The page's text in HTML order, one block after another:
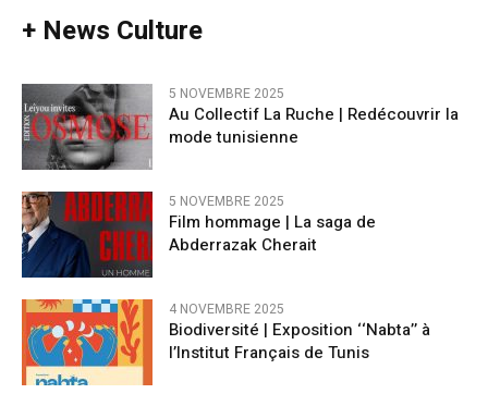
+ News Culture
5 NOVEMBRE 2025
Au Collectif La Ruche | Redécouvrir la
mode tunisienne
5 NOVEMBRE 2025
Film hommage | La saga de
Abderrazak Cherait
4 NOVEMBRE 2025
Biodiversité | Exposition ‘‘Nabta’’ à
l’Institut Français de Tunis